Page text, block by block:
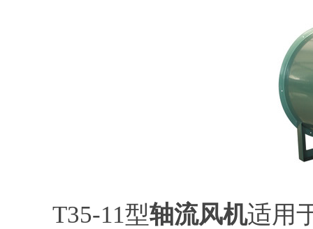
T35-11型轴流风机适用